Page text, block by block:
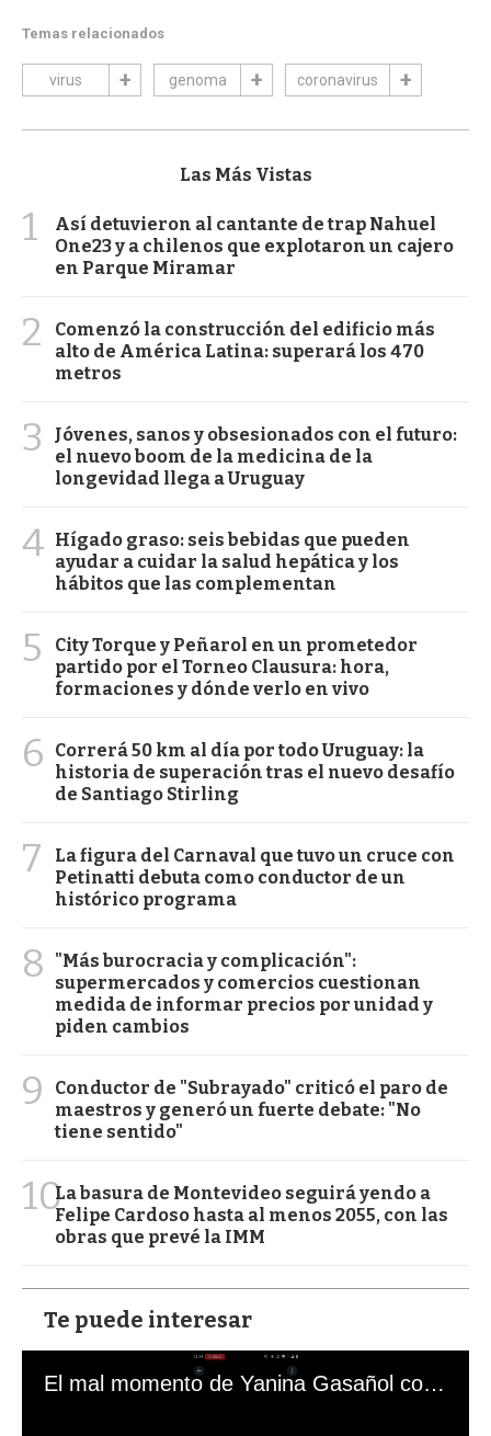
Temas relacionados
virus genoma coronavirus
Las Más Vistas
1
Así detuvieron al cantante de trap Nahuel
One23 y a chilenos que explotaron un cajero
en Parque Miramar
2
Comenzó la construcción del edificio más
alto de América Latina: superará los 470
metros
3
Jóvenes, sanos y obsesionados con el futuro:
el nuevo boom de la medicina de la
longevidad llega a Uruguay
4 Hígado graso: seis bebidas que pueden
ayudar a cuidar la salud hepática y los
hábitos que las complementan
5
City Torque y Peñarol en un prometedor
partido por el Torneo Clausura: hora,
formaciones y dónde verlo en vivo
6
Correrá 50 km al día por todo Uruguay: la
historia de superación tras el nuevo desafío
de Santiago Stirling
7
La figura del Carnaval que tuvo un cruce con
Petinatti debuta como conductor de un
histórico programa
8
"Más burocracia y complicación":
supermercados y comercios cuestionan
medida de informar precios por unidad y
piden cambios
9
Conductor de "Subrayado" criticó el paro de
maestros y generó un fuerte debate: "No
tiene sentido"
10La basura de Montevideo seguirá yendo a
Felipe Cardoso hasta al menos 2055, con las
obras que prevé la IMM
Te puede interesar
El mal momento de Yanina Gasañol con un hincha argentino en "Subrayado"